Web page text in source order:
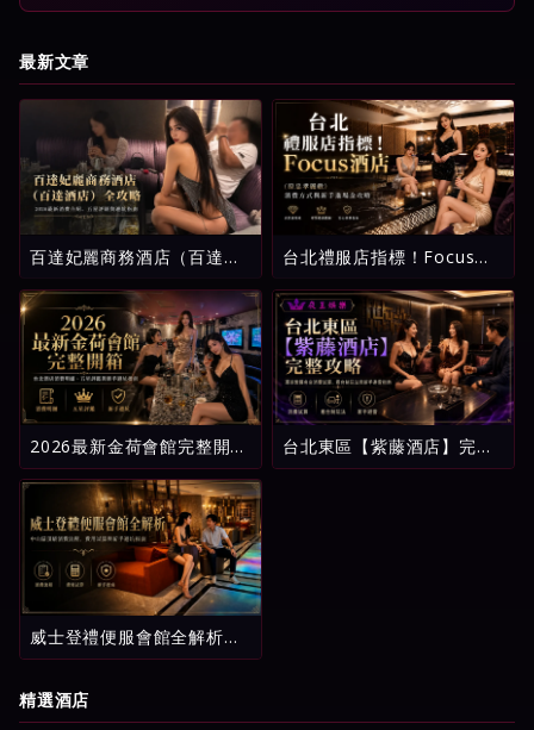
最新文章
百達妃麗商務酒店（百達酒
介紹、五星評級與避坑指南
台北禮服店指標！Focus酒
與新手進場全攻略
2026最新金荷會館完整開
箱：台北酒店消費明細、五
星評鑑與新手避坑指南
台北東區【紫藤酒店】完整
攻略：環球紫藤名店消費試
威士登禮便服會館全解析：
中山區頂級消費流程、費用
精選酒店